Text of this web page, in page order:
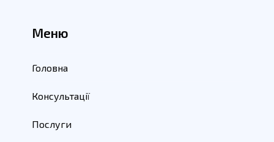
Меню
Головна
Консультації
Послуги